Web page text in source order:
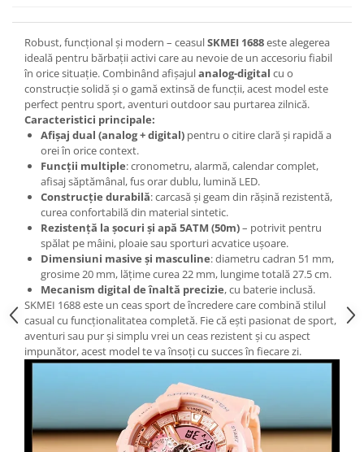
Robust, funcțional și modern – ceasulSKMEI 1688este alegerea
ideală pentru bărbații activi care au nevoie de un accesoriu fiabil
în orice situație. Combinând afișajulanalog-digital cu o
construcție solidă și o gamă extinsă de funcții, acest model este
perfect pentru sport, aventuri outdoor sau purtarea zilnică.
Caracteristici principale:
Afișaj dual (analog + digital) pentru o citire clară și rapidă a
orei în orice context.
Funcții multiple: cronometru, alarmă, calendar complet,
afisaj săptămânal, fus orar dublu, lumină LED.
Construcție durabilă: carcasă și geam din rășină rezistentă,
curea confortabilă din material sintetic.
Rezistență la șocuri și apă 5ATM (50m)– potrivit pentru
spălat pe mâini, ploaie sau sporturi acvatice ușoare.
Dimensiuni masive și masculine: diametru cadran 51 mm,
grosime 20 mm, lățime curea 22 mm, lungime totală 27.5 cm.
Mecanism digital de înaltă precizie, cu baterie inclusă.
SKMEI 1688 este un ceas sport de încredere care combină stilul
casual cu funcționalitatea completă. Fie că ești pasionat de sport,
aventuri sau pur și simplu vrei un ceas rezistent și cu aspect
impunător, acest model te va însoți cu succes în fiecare zi.